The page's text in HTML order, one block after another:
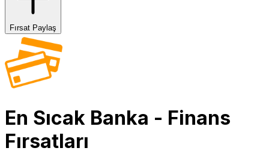
Fırsat Paylaş
En Sıcak Banka - Finans
Fırsatları